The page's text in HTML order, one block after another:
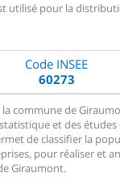
utilisé pour la
Code INSEE
60273
la commune de
et des études
de classifier la
pour réaliser et
Giraumont.